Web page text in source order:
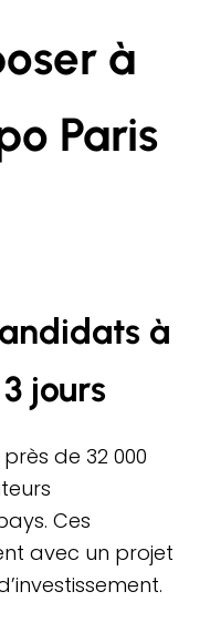
à
Paris
à
jours
de 32 000
Ces
avec un projet